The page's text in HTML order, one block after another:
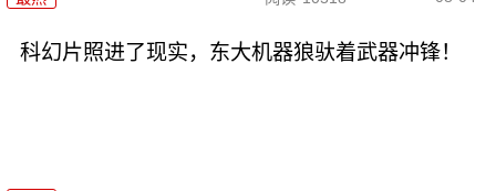
科幻片照进了现实，东大机器狼驮着武器冲锋！